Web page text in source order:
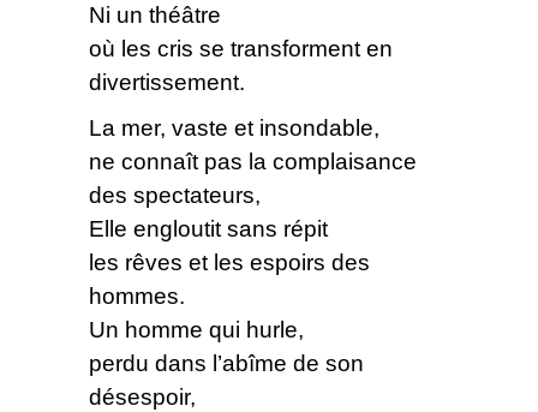
Ni un théâtre
où les cris se transforment en
divertissement.
La mer, vaste et insondable,
ne connaît pas la complaisance
des spectateurs,
Elle engloutit sans répit
les rêves et les espoirs des
hommes.
Un homme qui hurle,
perdu dans l’abîme de son
désespoir,